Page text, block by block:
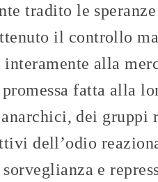
tradito le
il controllo
alla
fatta alla
dei
dell’odio
e